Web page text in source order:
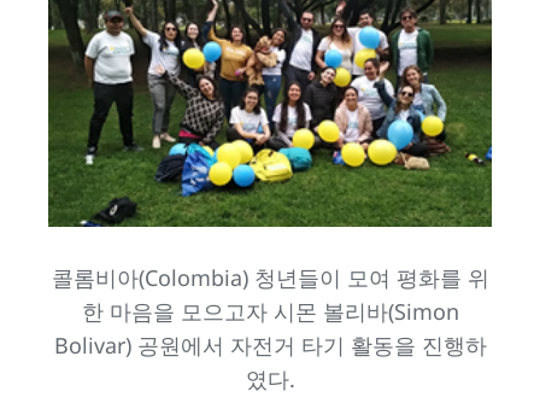
콜롬비아(Colombia) 청년들이 모여 평화를 위
한 마음을 모으고자 시몬 볼리바(Simon
Bolivar) 공원에서 자전거 타기 활동을 진행하
였다.